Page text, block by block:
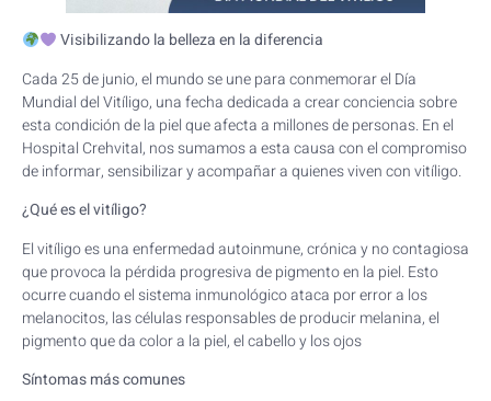
Visibilizando la belleza en la diferencia
Cada 25 de junio, el mundo se une para conmemorar el Día
Mundial del Vitíligo, una fecha dedicada a crear conciencia sobre
esta condición de la piel que afecta a millones de personas. En el
Hospital Crehvital, nos sumamos a esta causa con el compromiso
de informar, sensibilizar y acompañar a quienes viven con vitíligo.
¿Qué es el vitíligo?
El vitíligo es una enfermedad autoinmune, crónica y no contagiosa
que provoca la pérdida progresiva de pigmento en la piel. Esto
ocurre cuando el sistema inmunológico ataca por error a los
melanocitos, las células responsables de producir melanina, el
pigmento que da color a la piel, el cabello y los ojos
Síntomas más comunes